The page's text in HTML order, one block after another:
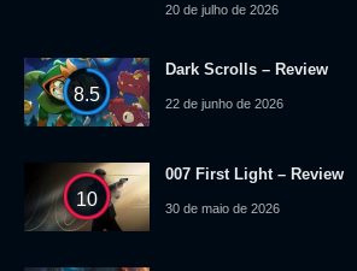
20 de julho de 2026
8.5
Dark Scrolls – Review
22 de junho de 2026
10
007 First Light – Review
30 de maio de 2026